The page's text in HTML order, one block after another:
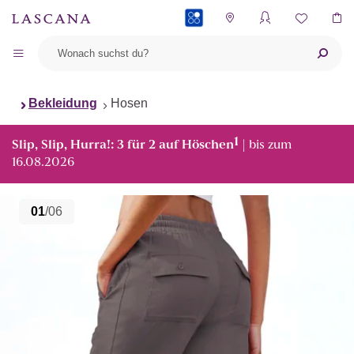
Bekleidung Hosen
Slip, Slip, Hurra!: 3 für 2 auf Höschen1 | bis zum
16.08.2026
01/06